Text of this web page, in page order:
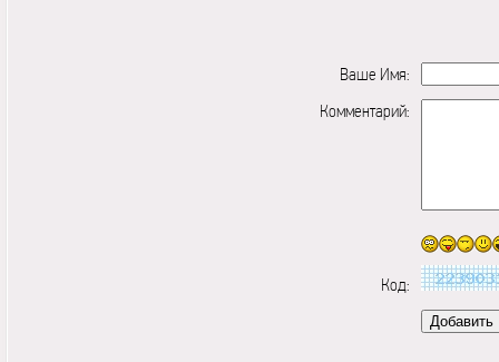
Ваше Имя:
Комментарий:
Код: